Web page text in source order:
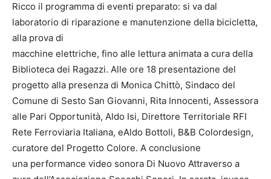
Ricco il programma di eventi preparato: si va dal
laboratorio di riparazione e manutenzione della bicicletta,
alla prova di
macchine elettriche, fino alle lettura animata a cura della
Biblioteca dei Ragazzi. Alle ore 18 presentazione del
progetto alla presenza di Monica Chittò, Sindaco del
Comune di Sesto San Giovanni, Rita Innocenti, Assessora
alle Pari Opportunità, Aldo Isi, Direttore Territoriale RFI
Rete Ferroviaria Italiana, eAldo Bottoli, B&B Colordesign,
curatore del Progetto Colore. A conclusione
una performance video sonora Di Nuovo Attraverso a